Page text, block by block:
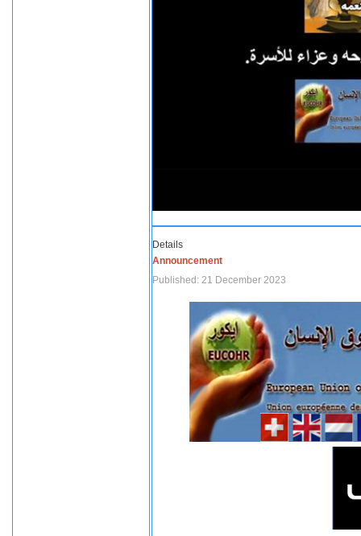
Details
Announcement
Published: 21 December 2023